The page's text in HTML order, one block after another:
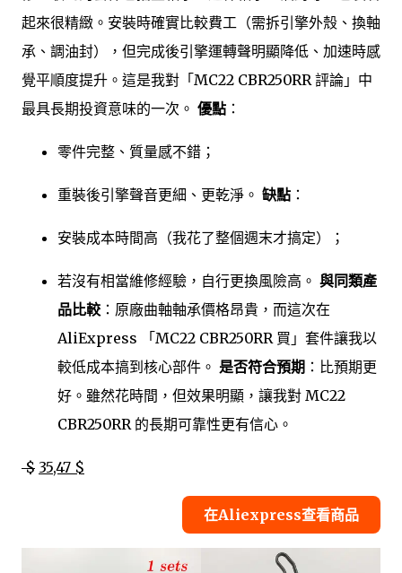
起來很精緻。安裝時確實比較費工（需拆引擎外殼、換軸
承、調油封），但完成後引擎運轉聲明顯降低、加速時感
覺平順度提升。這是我對「MC22 CBR250RR 評論」中
最具長期投資意味的一次。 優點 ：
零件完整、質量感不錯；
重裝後引擎聲音更細、更乾淨。 缺點 ：
安裝成本時間高（我花了整個週末才搞定）；
若沒有相當維修經驗，自行更換風險高。 與同類產
品比較 ：原廠曲軸軸承價格昂貴，而這次在
AliExpress 「MC22 CBR250RR 買」套件讓我以
較低成本搞到核心部件。 是否符合預期 ：比預期更
好。雖然花時間，但效果明顯，讓我對 MC22
CBR250RR 的長期可靠性更有信心。
$ 35,47 $
在Aliexpress查看商品